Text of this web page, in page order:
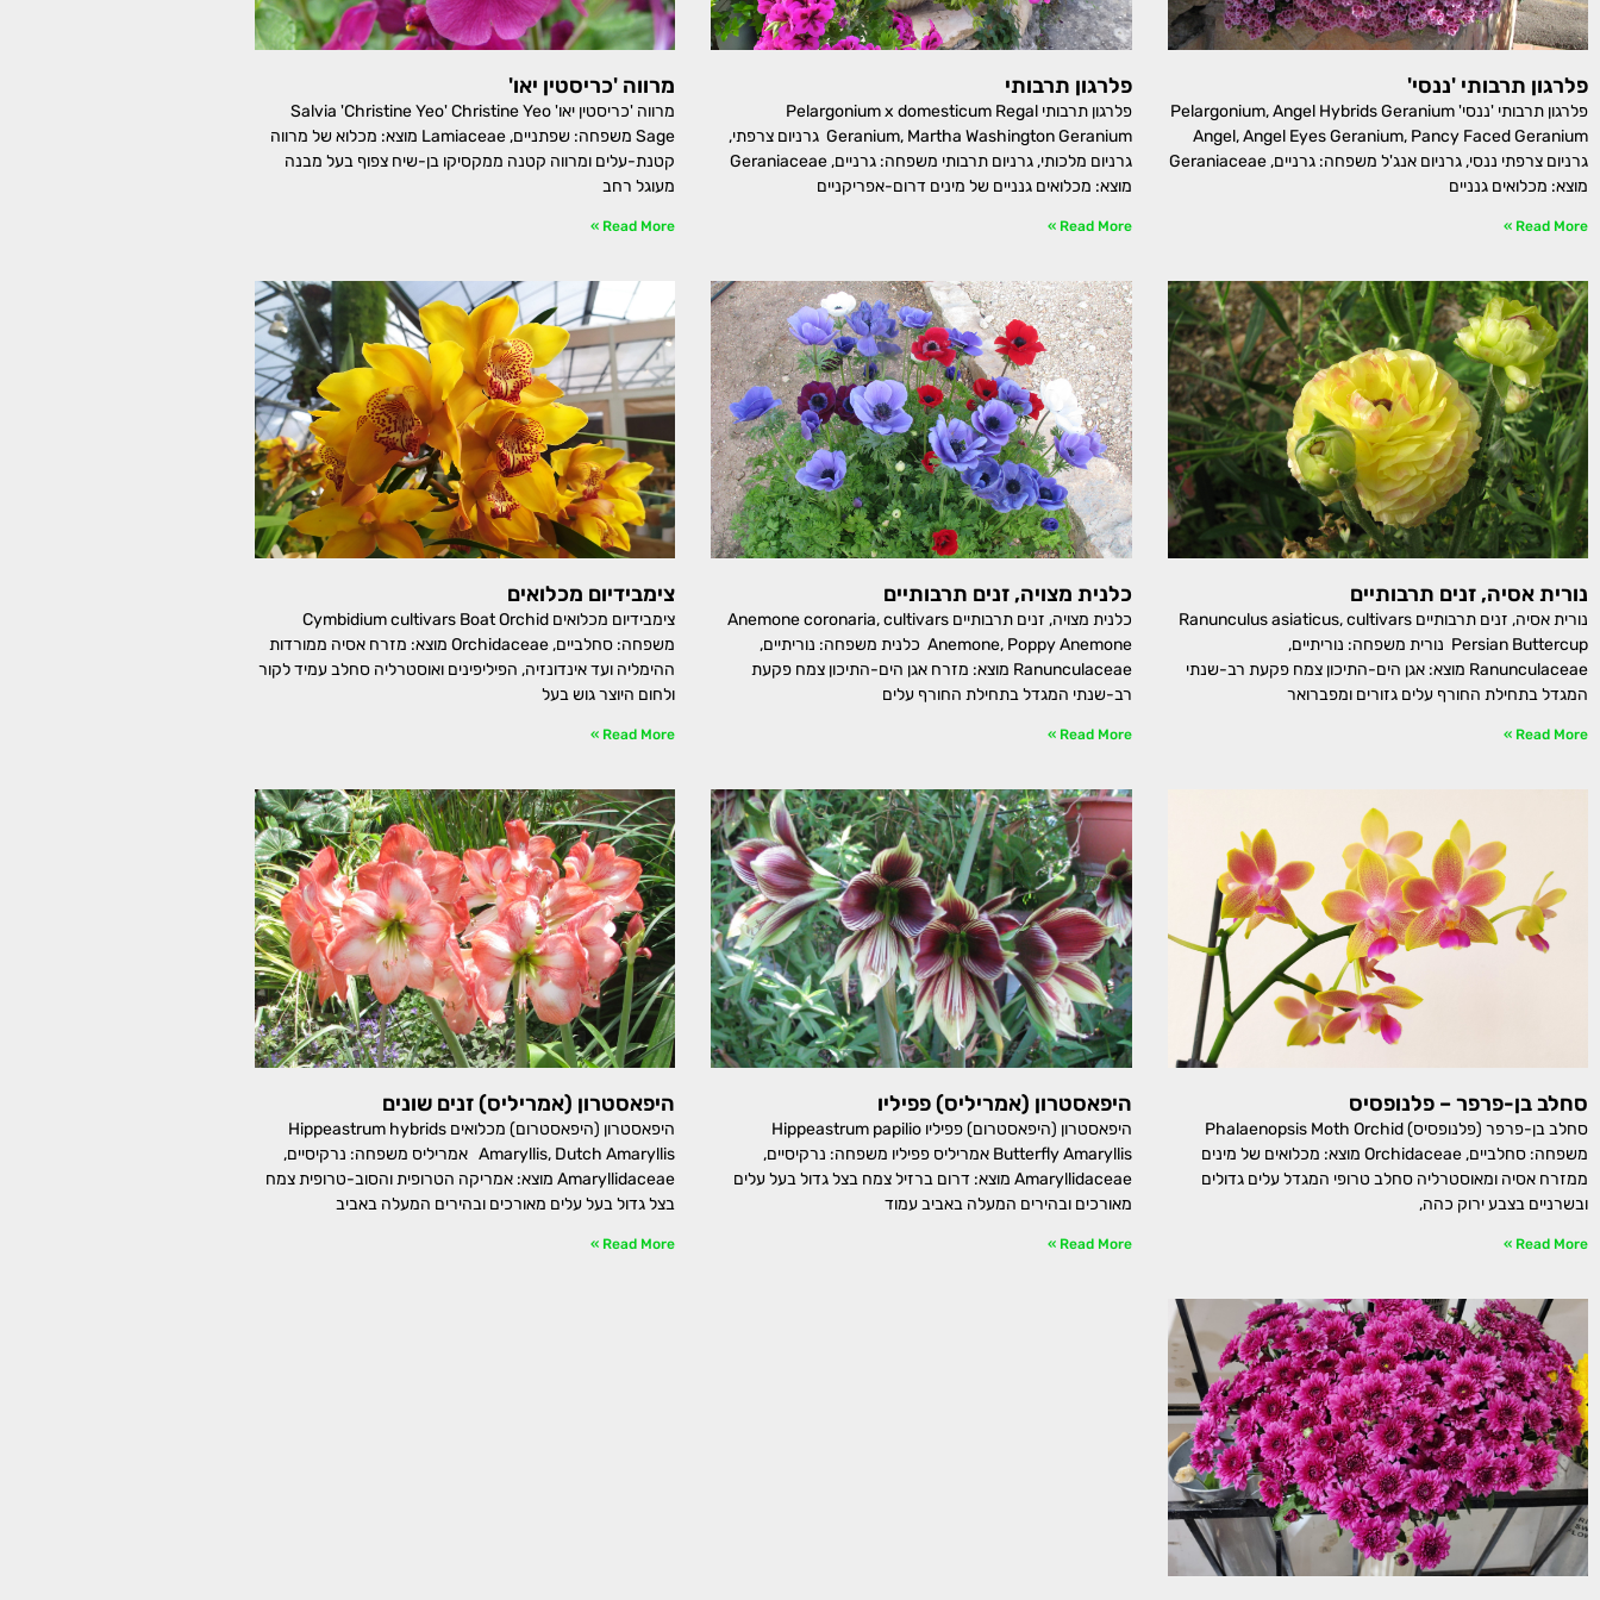
פלרגון תרבותי 'ננסי'
פלרגון תרבותי 'ננסי' Pelargonium, Angel Hybrids Geranium
גרניום צרפתי ננסי, גרניום אנג'ל משפחה: גרניים, Geraniaceae
מוצא: מכלואים גנניים
Read More »
פלרגון תרבותי
פלרגון תרבותי Pelargonium x domesticum Regal
Geranium, Martha Washington Geranium גרניום צרפתי,
גרניום מלכותי, גרניום תרבותי משפחה: גרניים, Geraniaceae
מוצא: מכלואים גנניים של מינים דרום-אפריקניים
Read More »
מרווה 'כריסטין יאו'
מרווה 'כריסטין יאו' Salvia 'Christine Yeo' Christine Yeo
Sage משפחה: שפתניים, Lamiaceae מוצא: מכלוא של מרווה
קטנת-עלים ומרווה קטנה ממקסיקו בן-שיח צפוף בעל מבנה
מעוגל רחב
Read More »
נורית אסיה, זנים תרבותיים
נורית אסיה, זנים תרבותיים Ranunculus asiaticus, cultivars
Persian Buttercup נורית משפחה: נוריתיים,
Ranunculaceae מוצא: אגן הים-התיכון צמח פקעת רב-שנתי
המגדל בתחילת החורף עלים גזורים ומפברואר
Read More »
כלנית מצויה, זנים תרבותיים
כלנית מצויה, זנים תרבותיים Anemone coronaria, cultivars
Anemone, Poppy Anemone כלנית משפחה: נוריתיים,
Ranunculaceae מוצא: מזרח אגן הים-התיכון צמח פקעת
רב-שנתי המגדל בתחילת החורף עלים
Read More »
צימבידיום מכלואים
צימבידיום מכלואים Cymbidium cultivars Boat Orchid
משפחה: סחלביים, Orchidaceae מוצא: מזרח אסיה ממורדות
ההימליה ועד אינדונזיה, הפיליפינים ואוסטרליה סחלב עמיד לקור
ולחום היוצר גוש בעל
Read More »
סחלב בן-פרפר – פלנופסיס
סחלב בן-פרפר (פלנופסיס) Phalaenopsis Moth Orchid
משפחה: סחלביים, Orchidaceae מוצא: מכלואים של מינים
ממזרח אסיה ומאוסטרליה סחלב טרופי המגדל עלים גדולים
ובשרניים בצבע ירוק כהה,
Read More »
היפאסטרון (אמריליס) פפיליו
היפאסטרון (היפאסטרום) פפיליו Hippeastrum papilio
Butterfly Amaryllis אמריליס פפיליו משפחה: נרקיסיים,
Amaryllidaceae מוצא: דרום ברזיל צמח בצל גדול בעל עלים
מאורכים ובהירים המעלה באביב עמוד
Read More »
היפאסטרון (אמריליס) זנים שונים
היפאסטרון (היפאסטרום) מכלואים Hippeastrum hybrids
Amaryllis, Dutch Amaryllis אמריליס משפחה: נרקיסיים,
Amaryllidaceae מוצא: אמריקה הטרופית והסוב-טרופית צמח
בצל גדול בעל עלים מאורכים ובהירים המעלה באביב
Read More »